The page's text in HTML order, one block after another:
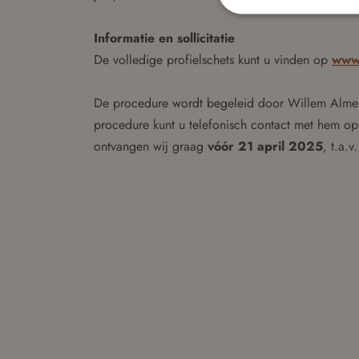
Informatie en sollicitatie
De volledige profielschets kunt u vinden op
De procedure wordt begeleid door Willem
procedure kunt u telefonisch contact met hem
ontvangen wij graag vóór 21 april 2025,